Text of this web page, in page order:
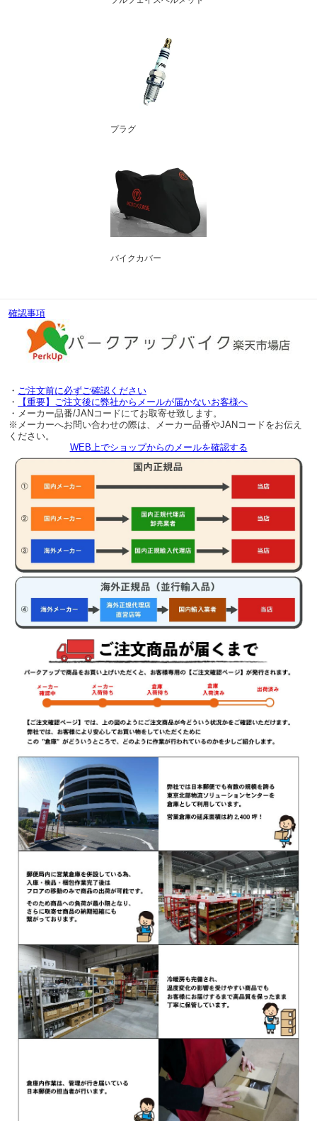
プラグ
バイクカバー
確認事項
・ ご注文前に必ずご確認ください
・
【重要】ご注文後に弊社からメールが届かないお客様へ
・メーカー品番/JANコードにてお取寄せ致します。
※メーカーへお問い合わせの際は、メーカー品番やJANコードをお伝え
ください。
WEB上でショップからのメールを確認する